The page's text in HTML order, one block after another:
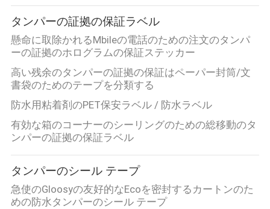
地
図
プ
ラ
イ
バ
シ
ー
タンパーの証拠の保証ラベル
懸命に取除かれるMbileの電話のための注文のタンパ
ーの証拠のホログラムの保証ステッカー
高い残余のタンパーの証拠の保証はペーパー封筒/文
書袋のためのテープを分類する
防水用粘着剤のPET保安ラベル / 防水ラベル
有効な箱のコーナーのシーリングのための総移動のタ
ンパーの証拠の保証ラベル
タンパーのシール テープ
急使のGloosyの友好的なEcoを密封するカートンのた
めの防水タンパーのシール テープ